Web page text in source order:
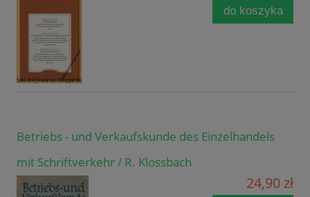
do koszyka
Betriebs - und Verkaufskunde des Einzelhandels
mit Schriftverkehr / R. Klossbach
24,90 zł